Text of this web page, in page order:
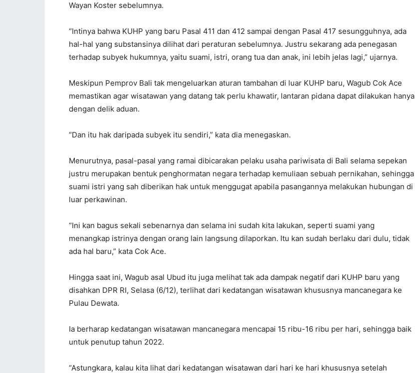
Wayan Koster sebelumnya.
“Intinya bahwa KUHP yang baru Pasal 411 dan 412 sampai dengan Pasal 417 sesungguhnya, ada
hal-hal yang substansinya dilihat dari peraturan sebelumnya. Justru sekarang ada penegasan
terhadap subyek hukumnya, yaitu suami, istri, orang tua dan anak, ini lebih jelas lagi,” ujarnya.
Meskipun Pemprov Bali tak mengeluarkan aturan tambahan di luar KUHP baru, Wagub Cok Ace
memastikan agar wisatawan yang datang tak perlu khawatir, lantaran pidana dapat dilakukan hanya
dengan delik aduan.
“Dan itu hak daripada subyek itu sendiri,” kata dia menegaskan.
Menurutnya, pasal-pasal yang ramai dibicarakan pelaku usaha pariwisata di Bali selama sepekan
justru merupakan bentuk penghormatan negara terhadap kemuliaan sebuah pernikahan, sehingga
suami istri yang sah diberikan hak untuk menggugat apabila pasangannya melakukan hubungan di
luar perkawinan.
“Ini kan bagus sekali sebenarnya dan selama ini sudah kita lakukan, seperti suami yang
menangkap istrinya dengan orang lain langsung dilaporkan. Itu kan sudah berlaku dari dulu, tidak
ada hal baru,” kata Cok Ace.
Hingga saat ini, Wagub asal Ubud itu juga melihat tak ada dampak negatif dari KUHP baru yang
disahkan DPR RI, Selasa (6/12), terlihat dari kedatangan wisatawan khususnya mancanegara ke
Pulau Dewata.
Ia berharap kedatangan wisatawan mancanegara mencapai 15 ribu-16 ribu per hari, sehingga baik
untuk penutup tahun 2022.
“Astungkara, kalau kita lihat dari kedatangan wisatawan dari hari ke hari khususnya setelah